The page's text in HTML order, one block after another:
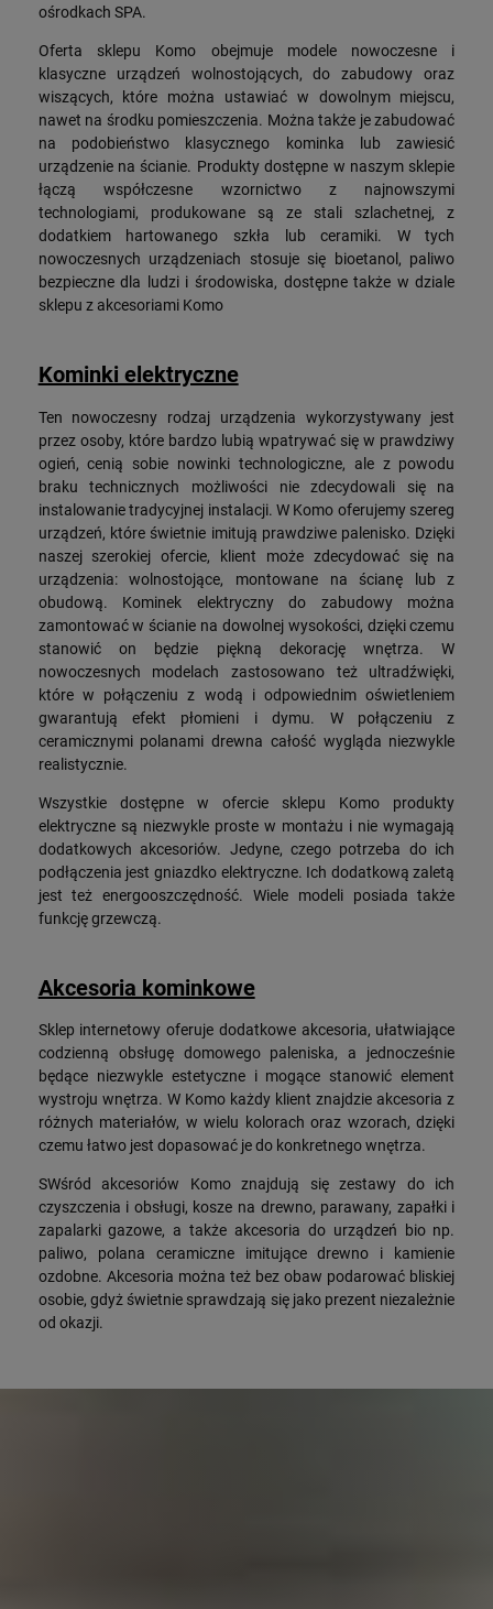
ośrodkach SPA.
Oferta sklepu Komo obejmuje modele nowoczesne i
klasyczne urządzeń wolnostojących, do zabudowy oraz
wiszących, które można ustawiać w dowolnym miejscu,
nawet na środku pomieszczenia. Można także je zabudować
na podobieństwo klasycznego kominka lub zawiesić
urządzenie na ścianie. Produkty dostępne w naszym sklepie
łączą współczesne wzornictwo z najnowszymi
technologiami, produkowane są ze stali szlachetnej, z
dodatkiem hartowanego szkła lub ceramiki. W tych
nowoczesnych urządzeniach stosuje się bioetanol, paliwo
bezpieczne dla ludzi i środowiska, dostępne także w dziale
sklepu z akcesoriami Komo
Kominki elektryczne
Ten nowoczesny rodzaj urządzenia wykorzystywany jest
przez osoby, które bardzo lubią wpatrywać się w prawdziwy
ogień, cenią sobie nowinki technologiczne, ale z powodu
braku technicznych możliwości nie zdecydowali się na
instalowanie tradycyjnej instalacji. W Komo oferujemy szereg
urządzeń, które świetnie imitują prawdziwe palenisko. Dzięki
naszej szerokiej ofercie, klient może zdecydować się na
urządzenia: wolnostojące, montowane na ścianę lub z
obudową. Kominek elektryczny do zabudowy można
zamontować w ścianie na dowolnej wysokości, dzięki czemu
stanowić on będzie piękną dekorację wnętrza. W
nowoczesnych modelach zastosowano też ultradźwięki,
które w połączeniu z wodą i odpowiednim oświetleniem
gwarantują efekt płomieni i dymu. W połączeniu z
ceramicznymi polanami drewna całość wygląda niezwykle
realistycznie.
Wszystkie dostępne w ofercie sklepu Komo produkty
elektryczne są niezwykle proste w montażu i nie wymagają
dodatkowych akcesoriów. Jedyne, czego potrzeba do ich
podłączenia jest gniazdko elektryczne. Ich dodatkową zaletą
jest też energooszczędność. Wiele modeli posiada także
funkcję grzewczą.
Akcesoria kominkowe
Sklep internetowy oferuje dodatkowe akcesoria, ułatwiające
codzienną obsługę domowego paleniska, a jednocześnie
będące niezwykle estetyczne i mogące stanowić element
wystroju wnętrza. W Komo każdy klient znajdzie akcesoria z
różnych materiałów, w wielu kolorach oraz wzorach, dzięki
czemu łatwo jest dopasować je do konkretnego wnętrza.
SWśród akcesoriów Komo znajdują się zestawy do ich
czyszczenia i obsługi, kosze na drewno, parawany, zapałki i
zapalarki gazowe, a także akcesoria do urządzeń bio np.
paliwo, polana ceramiczne imitujące drewno i kamienie
ozdobne. Akcesoria można też bez obaw podarować bliskiej
osobie, gdyż świetnie sprawdzają się jako prezent niezależnie
od okazji.